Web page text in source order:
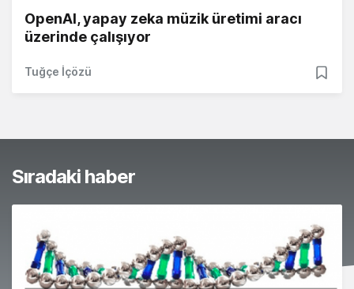
OpenAI, yapay zeka müzik üretimi aracı
üzerinde çalışıyor
Tuğçe İçözü
Sıradaki haber